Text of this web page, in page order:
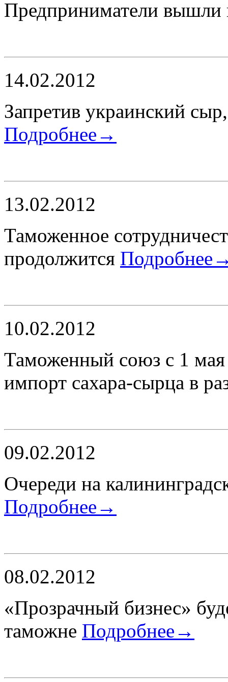
Предприниматели
14.02.2012
Запретив украинский
Подробнее→
13.02.2012
Таможенное
продолжится
10.02.2012
Таможенный союз с 1
импорт сахара-сырца в
09.02.2012
Очереди на
Подробнее→
08.02.2012
«Прозрачный бизнес»
таможне Подробнее→